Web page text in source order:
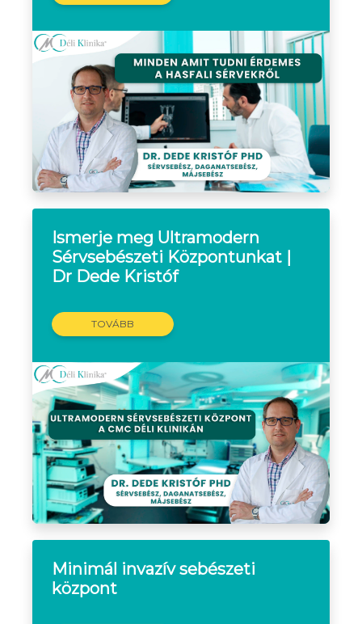
Ismerje meg Ultramodern
Sérvsebészeti Központunkat |
Dr Dede Kristóf
TOVÁBB
Minimál invazív sebészeti
központ